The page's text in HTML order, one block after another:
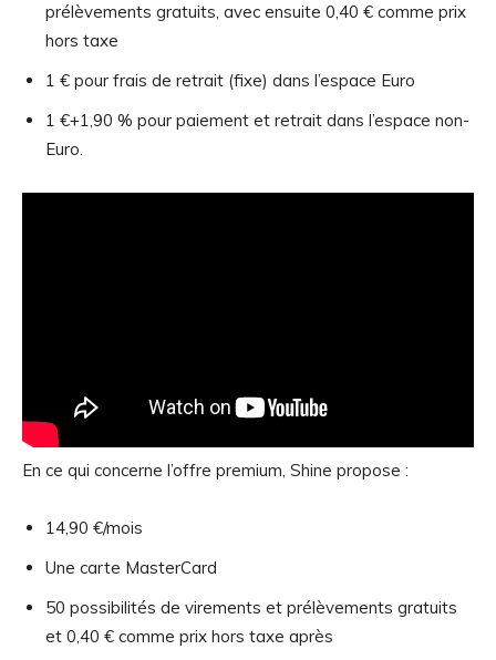
prélèvements gratuits, avec ensuite 0,40 € comme prix
hors taxe
1 € pour frais de retrait (fixe) dans l’espace Euro
1 €+1,90 % pour paiement et retrait dans l’espace non-
Euro.
En ce qui concerne l’offre premium, Shine propose :
14,90 €/mois
Une carte MasterCard
50 possibilités de virements et prélèvements gratuits
et 0,40 € comme prix hors taxe après